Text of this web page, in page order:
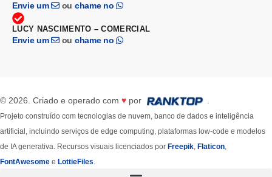
Envie um ou chame no
LUCY NASCIMENTO – COMERCIAL
Envie um ou chame no
© 2026. Criado e operado com ♥ por
Projeto construído com tecnologias de nuvem, banco de dados e inteligência
artificial, incluindo serviços de edge computing, plataformas low-code e modelos
de IA generativa. Recursos visuais licenciados por Freepik, Flaticon,
FontAwesome e LottieFiles.